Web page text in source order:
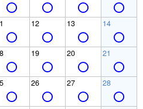
12 13 14
19 20 21
26 27 28